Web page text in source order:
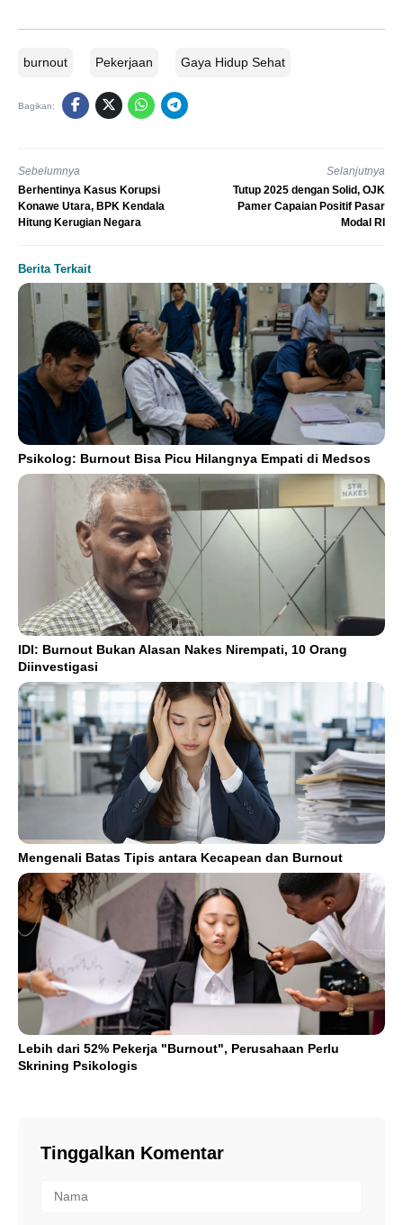
burnout Pekerjaan Gaya Hidup Sehat
Bagikan:
Sebelumnya
Berhentinya Kasus Korupsi
Konawe Utara, BPK Kendala
Hitung Kerugian Negara
Selanjutnya
Tutup 2025 dengan Solid, OJK
Pamer Capaian Positif Pasar
Modal RI
Berita Terkait
Psikolog: Burnout Bisa Picu Hilangnya Empati di Medsos
IDI: Burnout Bukan Alasan Nakes Nirempati, 10 Orang
Diinvestigasi
Mengenali Batas Tipis antara Kecapean dan Burnout
Lebih dari 52% Pekerja "Burnout", Perusahaan Perlu
Skrining Psikologis
Tinggalkan Komentar